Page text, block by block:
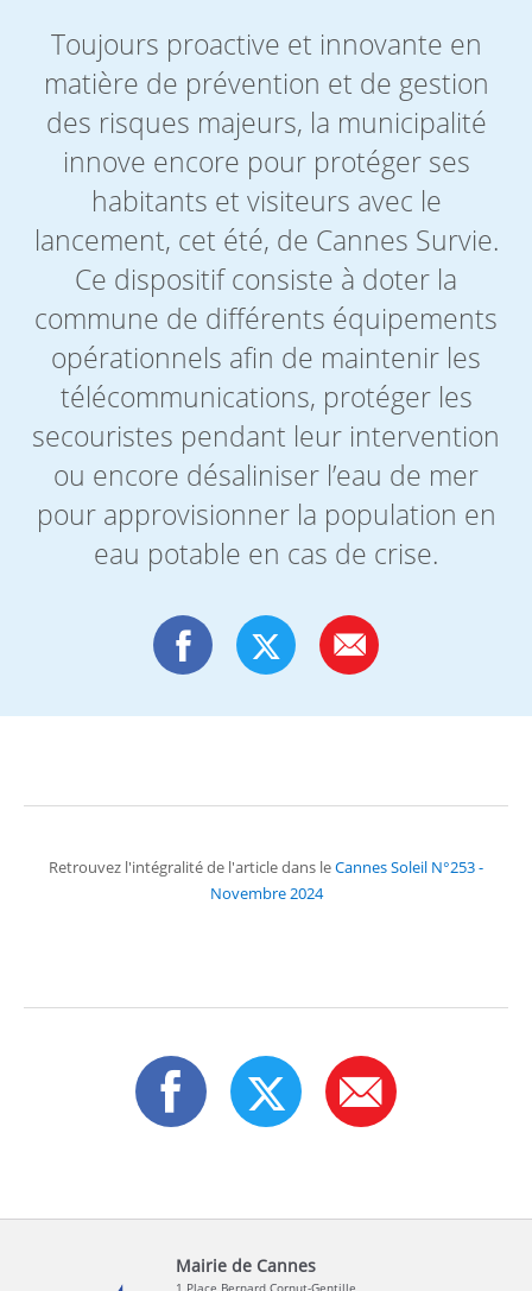
Toujours proactive et innovante en
matière de prévention et de gestion
des risques majeurs, la municipalité
innove encore pour protéger ses
habitants et visiteurs avec le
lancement, cet été, de Cannes Survie.
Ce dispositif consiste à doter la
commune de différents équipements
opérationnels afin de maintenir les
télécommunications, protéger les
secouristes pendant leur intervention
ou encore désaliniser l’eau de mer
pour approvisionner la population en
eau potable en cas de crise.
Retrouvez l'intégralité de l'article dans leCannes Soleil N°253 -
Novembre 2024
Mairie de Cannes
1 Place Bernard Cornut-Gentille